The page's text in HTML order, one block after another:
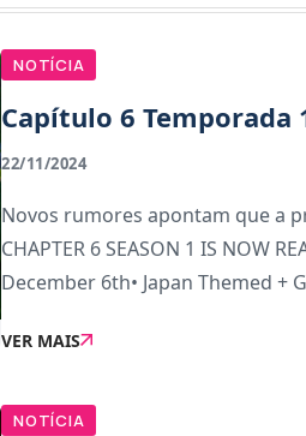
NOTÍCIA
Capítulo 6
22/11/2024
Novos rumores apontam que a
CHAPTER 6 SEASON 1 IS NOW
December 6th• Japan Themed +
VER MAIS
NOTÍCIA